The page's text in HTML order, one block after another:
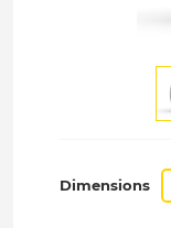
Dimensions